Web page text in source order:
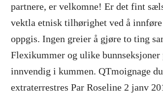
partnere, er velkomne! Er det fint
vektla etnisk tilhørighet ved å
oppgis. Ingen greier å gjøre to ting
Flexikummer og ulike bunnseksjoner
innvendig i kummen. QTmoignage
extraterrestres Par Roseline 2 janv